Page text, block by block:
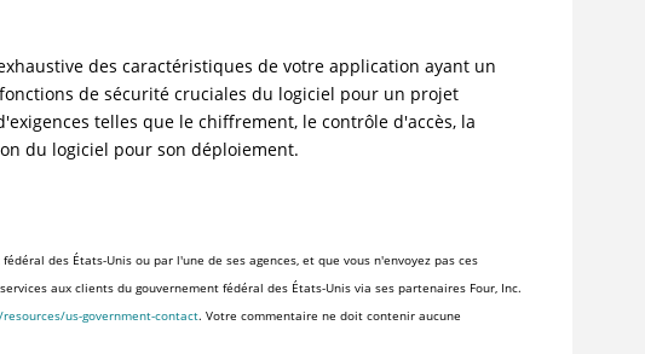
des caractéristiques de votre application ayant un
de sécurité cruciales du logiciel pour un projet
telles que le chiffrement, le contrôle d'accès, la
du logiciel pour son déploiement.
des États-Unis ou par l'une de ses agences, et que vous n'envoyez pas ces
aux clients du gouvernement fédéral des États-Unis via ses partenaires Four, Inc.
us-government-contact. Votre commentaire ne doit contenir aucune